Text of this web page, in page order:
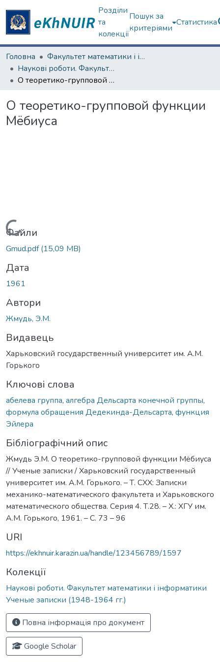
Розділи
та
колекції
Пошук за
критеріями
Статистика
Головна
Факультет математики і інформатики
Наукові роботи. Факультет математики і інформатики
О теоретико-групповой функции Мёбиуса
О теоретико-групповой функции
Мёбиуса
Вантажиться...
Файли
Gmud.pdf(15,09 MB)
Дата
1961
Автори
Жмудь, Э.М.
Видавець
Харьковский государственный университет им. А.М.
Горького
Ключові слова
абелева группа, алгебра Дельсарта конечной группы,
формула обращения Дедекинда-Дельсарта, функция
Эйлера
Бібліографічний опис
Жмудь Э.М. О теоретико-групповой функции Мёбиуса
// Ученые записки / Харьковский государственный
университет им. А.М. Горького. – Т. СХХ: Записки
механико-математического факультета и Харьковского
математического общества. Серия 4. Т.28. – Х.: ХГУ им.
А.М. Горького, 1961. – С. 73 – 96
URI
https://ekhnuir.karazin.ua/handle/123456789/1597
Колекції
Наукові роботи. Факультет математики і інформатики
Ученые записки (1948-1964 гг.)
Повна інформація про документ
Google Scholar